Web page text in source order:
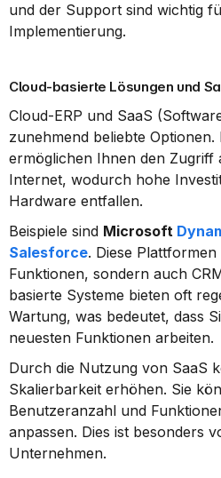
und der Support sind wichtig
Implementierung.
Cloud-basierte Lösungen und
Cloud-ERP und SaaS
zunehmend beliebte Optionen.
ermöglichen Ihnen den Zugriff
Internet, wodurch hohe
Hardware entfallen.
Beispiele sind Microsoft
Salesforce. Diese
Funktionen, sondern auch
basierte Systeme bieten oft
Wartung, was bedeutet, dass
neuesten Funktionen arbeiten.
Durch die Nutzung von SaaS
Skalierbarkeit erhöhen. Sie
Benutzeranzahl und
anpassen. Dies ist besonders
Unternehmen.